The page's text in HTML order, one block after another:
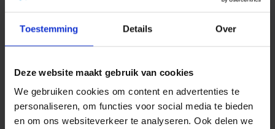
Toestemming Details Over
Deze website maakt gebruik van cookies
We gebruiken cookies om content en advertenties te
personaliseren, om functies voor social media te bieden
en om ons websiteverkeer te analyseren. Ook delen we
waterontharder!
Kalkaanslag (ketelsteen) op
radiatoren en CV ketels zorgt voor een isolatielaag.
over te brengen. Een CV systeem kan het beste gevuld
worden met zacht water met een resthardheid van 3dH.